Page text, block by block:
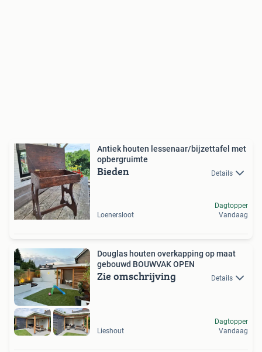
Antiek houten lessenaar/bijzettafel met
opbergruimte
Bieden Details
Loenersloot
Dagtopper
Vandaag
Douglas houten overkapping op maat
gebouwd BOUWVAK OPEN
Zie omschrijving Details
Lieshout
Dagtopper
Vandaag